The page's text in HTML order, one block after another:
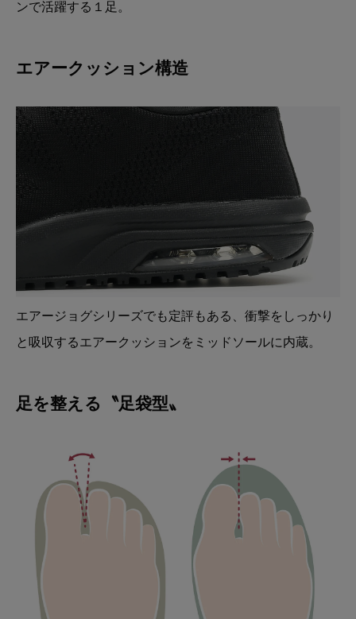
ンで活躍する１足。
エアークッション構造
エアージョグシリーズでも定評もある、衝撃をしっかり
と吸収するエアークッションをミッドソールに内蔵。
足を整える〝足袋型〟